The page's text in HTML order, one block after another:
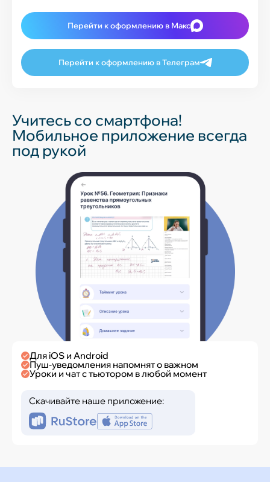
Перейти к оформлению в Макс
Перейти к оформлению в Телеграм
Учитесь со смартфона!
Мобильное приложение всегда
под рукой
Для iOS и Android
Пуш-уведомления напомнят о важном
Уроки и чат с тьютором в любой момент
Скачивайте наше приложение: